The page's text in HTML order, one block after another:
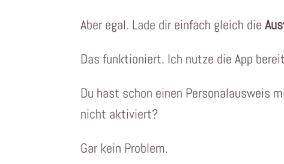
Aber egal. Lade dir einfach gleich die
Das funktioniert. Ich nutze die App
Du hast schon einen Personalausweis
nicht aktiviert?
Gar kein Problem.